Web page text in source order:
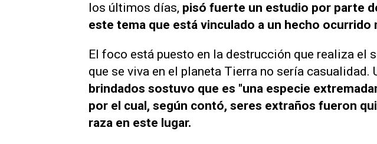
los últimos días, pisó fuerte un estudio por parte
este tema que está vinculado a un hecho ocurrido
El foco está puesto en la destrucción que realiza el
que se viva en el planeta Tierra no sería casualidad.
brindados sostuvo que es "una especie
por el cual, según contó, seres extraños fueron
raza en este lugar.